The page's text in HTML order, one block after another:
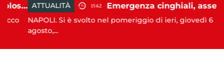
Salerno, colpi di pistola esplosi a Pastena: paura tra i residenti ATTUALITÀ 15:42 Emergenza cinghiali, assessora Serluca: “Al via il Tavolo tecnico permanente della Regione Campania”
NAPOLI. Si è svolto nel pomeriggio di ieri, giovedì 6
agosto,...